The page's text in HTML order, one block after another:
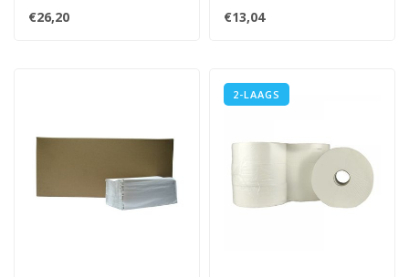
wit, 3060 stuks
i.v.m. transportk..
€26,20
stuks
€13,04
2-LAAGS